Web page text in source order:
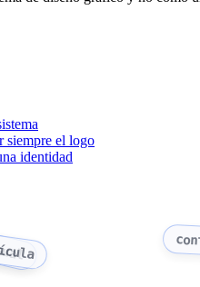
siempre el logo
identidad